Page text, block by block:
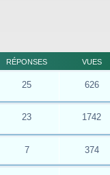
RÉPONSES VUES
25 626
23 1742
7 374